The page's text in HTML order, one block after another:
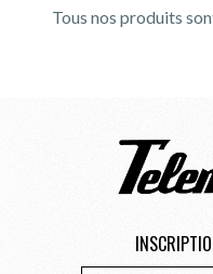
Tous nos produits